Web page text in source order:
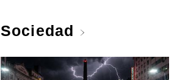
Sociedad